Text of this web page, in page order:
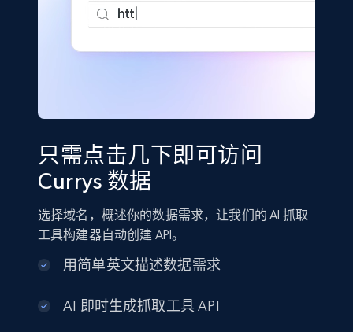
只需点击几下即可访问
Currys 数据
选择域名，概述你的数据需求，让我们的 AI 抓取
工具构建器自动创建 API。
用简单英文描述数据需求
AI 即时生成抓取工具 API